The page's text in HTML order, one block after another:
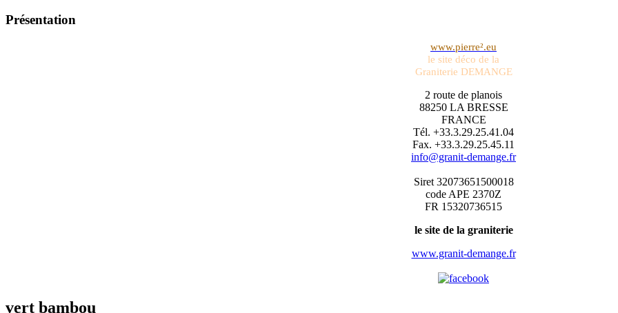
Présentation
www.pierre².eu
le site déco de la
Graniterie DEMANGE
2 route de planois
88250 LA BRESSE
FRANCE
Tél. +33.3.29.25.41.04
Fax. +33.3.29.25.45.11
info@granit-demange.fr
Siret 32073651500018
code APE 2370Z
FR 15320736515
le site de la graniterie
www.granit-demange.fr
vert bambou